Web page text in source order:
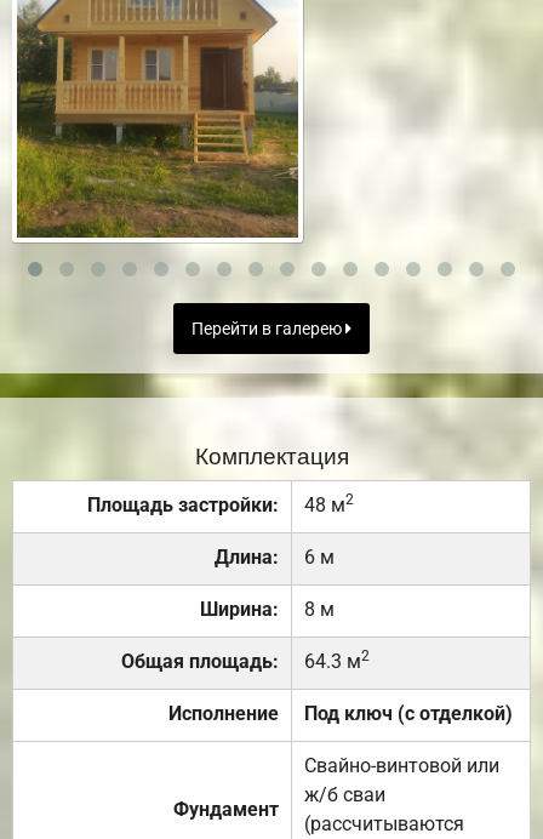
Перейти в галерею
Комплектация
Площадь застройки: 48 м2
Длина: 6 м
Ширина: 8 м
Общая площадь: 64.3 м2
Исполнение Под ключ (с отделкой)
Фундамент
Свайно-винтовой или
ж/б сваи
(рассчитываются